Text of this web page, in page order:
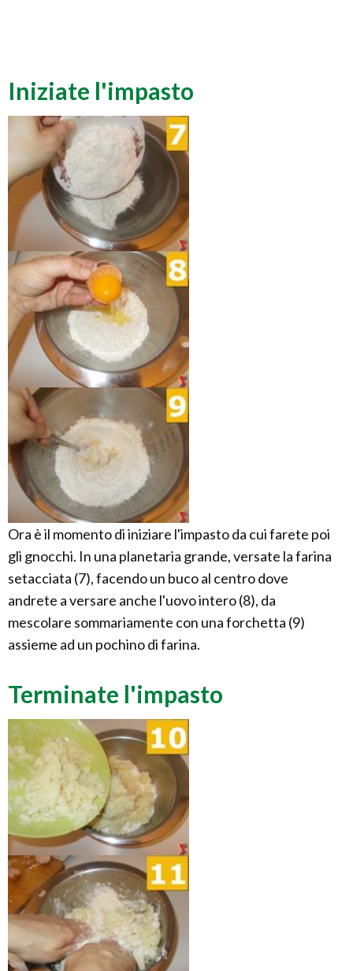
Iniziate l'impasto
Ora è il momento di iniziare l'impasto da cui farete poi
gli gnocchi. In una planetaria grande, versate la farina
setacciata (7), facendo un buco al centro dove
andrete a versare anche l'uovo intero (8), da
mescolare sommariamente con una forchetta (9)
assieme ad un pochino di farina.
Terminate l'impasto